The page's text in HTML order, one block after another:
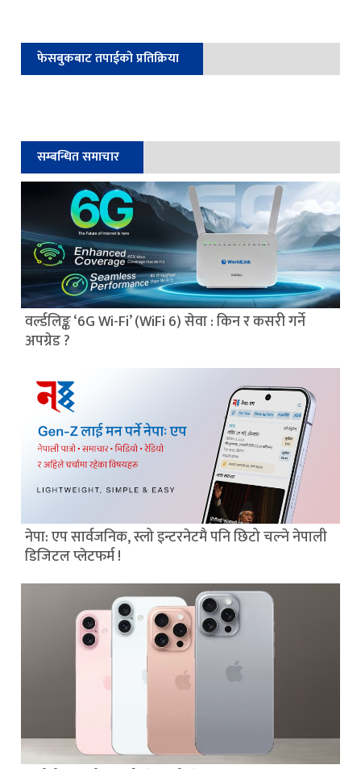
फेसबुकबाट तपाईको प्रतिक्रिया
सम्बन्धित समाचार
वर्ल्डलिङ्क ‘6G Wi-Fi’ (WiFi 6) सेवा : किन र कसरी गर्ने
अपग्रेड ?
नेपा: एप सार्वजनिक, स्लो इन्टरनेटमै पनि छिटो चल्ने नेपाली
डिजिटल प्लेटफर्म !